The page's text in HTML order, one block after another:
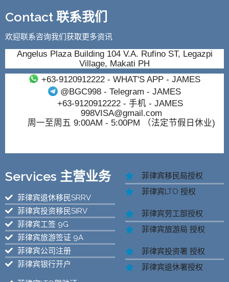
Contact 联系我们
欢迎联系咨询我们获取更多资讯
Angelus Plaza Building 104 V.A. Rufino ST, Legazpi
Village, Makati PH
+63-9120912222- WHAT'S APP - JAMES
@BGC998 - Telegram - JAMES
+63-9120912222- 手机 - JAMES
998VISA@gmail.com
周一至周五 9:00AM - 5:00PM （法定节假日休业)
Services 主营业务
菲律宾退休移民SRRV
菲律宾投资移民SIRV
菲律宾工签 9G
菲律宾旅游签证 9A
菲律宾公司注册
菲律宾银行开户
菲律宾移民局授权
菲律宾LTO 授权
菲律宾劳工部授权
菲律宾旅游局 授权
菲律宾投资署 授权
菲律宾退休署授权